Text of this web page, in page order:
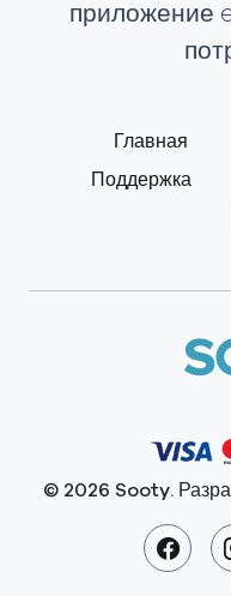
приложение
Главная
Поддержка
© 2026 Sooty.